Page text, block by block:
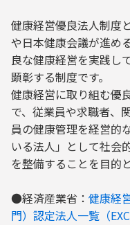
健康経営優良法人制度
や日本健康会議が進め
良な健康経営を実践し
顕彰する制度です。
健康経営に取り組む優
で、従業員や求職者、
員の健康管理を経営的
いる法人」として社会
を整備することを目的
●経済産業省： 健康経
門）認定法人一覧（